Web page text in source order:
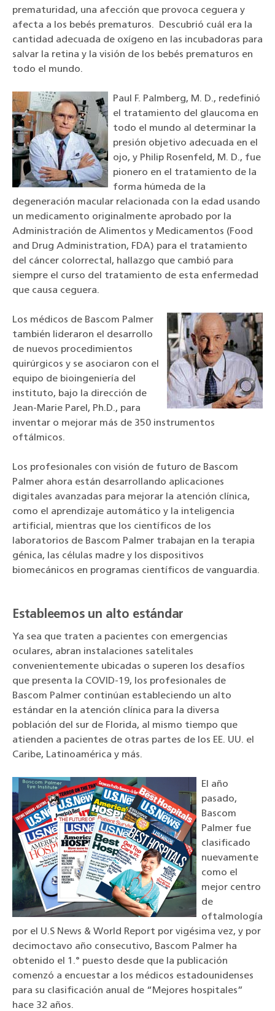
prematuridad, una afección que provoca ceguera y
afecta a los bebés prematuros. Descubrió cuál era la
cantidad adecuada de oxígeno en las incubadoras para
salvar la retina y la visión de los bebés prematuros en
todo el mundo.
Paul F. Palmberg, M. D., redefinió
el tratamiento del glaucoma en
todo el mundo al determinar la
presión objetivo adecuada en el
ojo, y Philip Rosenfeld, M. D., fue
pionero en el tratamiento de la
forma húmeda de la
degeneración macular relacionada con la edad usando
un medicamento originalmente aprobado por la
Administración de Alimentos y Medicamentos (Food
and Drug Administration, FDA) para el tratamiento
del cáncer colorrectal, hallazgo que cambió para
siempre el curso del tratamiento de esta enfermedad
que causa ceguera.
Los médicos de Bascom Palmer
también lideraron el desarrollo
de nuevos procedimientos
quirúrgicos y se asociaron con el
equipo de bioingeniería del
instituto, bajo la dirección de
Jean-Marie Parel, Ph.D., para
inventar o mejorar más de 350 instrumentos
oftálmicos.
Los profesionales con visión de futuro de Bascom
Palmer ahora están desarrollando aplicaciones
digitales avanzadas para mejorar la atención clínica,
como el aprendizaje automático y la inteligencia
artificial, mientras que los científicos de los
laboratorios de Bascom Palmer trabajan en la terapia
génica, las células madre y los dispositivos
biomecánicos en programas científicos de vanguardia.
Estableemos un alto estándar
Ya sea que traten a pacientes con emergencias
oculares, abran instalaciones satelitales
convenientemente ubicadas o superen los desafíos
que presenta la COVID-19, los profesionales de
Bascom Palmer continúan estableciendo un alto
estándar en la atención clínica para la diversa
población del sur de Florida, al mismo tiempo que
atienden a pacientes de otras partes de los EE. UU. el
Caribe, Latinoamérica y más.
El año
pasado,
Bascom
Palmer fue
clasificado
nuevamente
como el
mejor centro
de
oftalmología
por el U.S News & World Report por vigésima vez, y por
decimoctavo año consecutivo, Bascom Palmer ha
obtenido el 1.° puesto desde que la publicación
comenzó a encuestar a los médicos estadounidenses
para su clasificación anual de “Mejores hospitales”
hace 32 años.